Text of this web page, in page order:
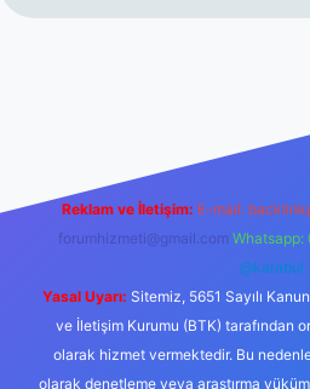
Reklam ve İletişim: E-mail:
forumhizmeti@gmail.com Whatsapp:
@karabul
Yasal Uyarı: Sitemiz, 5651 Sayılı
ve İletişim Kurumu (BTK) tarafından
olarak hizmet vermektedir. Bu
olarak denetleme veya araştırma